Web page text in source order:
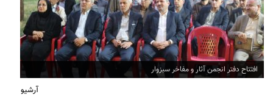
افتتاح دفتر انجمن آثار و مفاخر سبزوار
آرشیو